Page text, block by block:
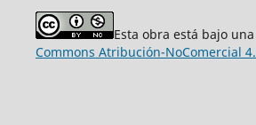
Esta obra está bajo una
Commons Atribución-NoComercial